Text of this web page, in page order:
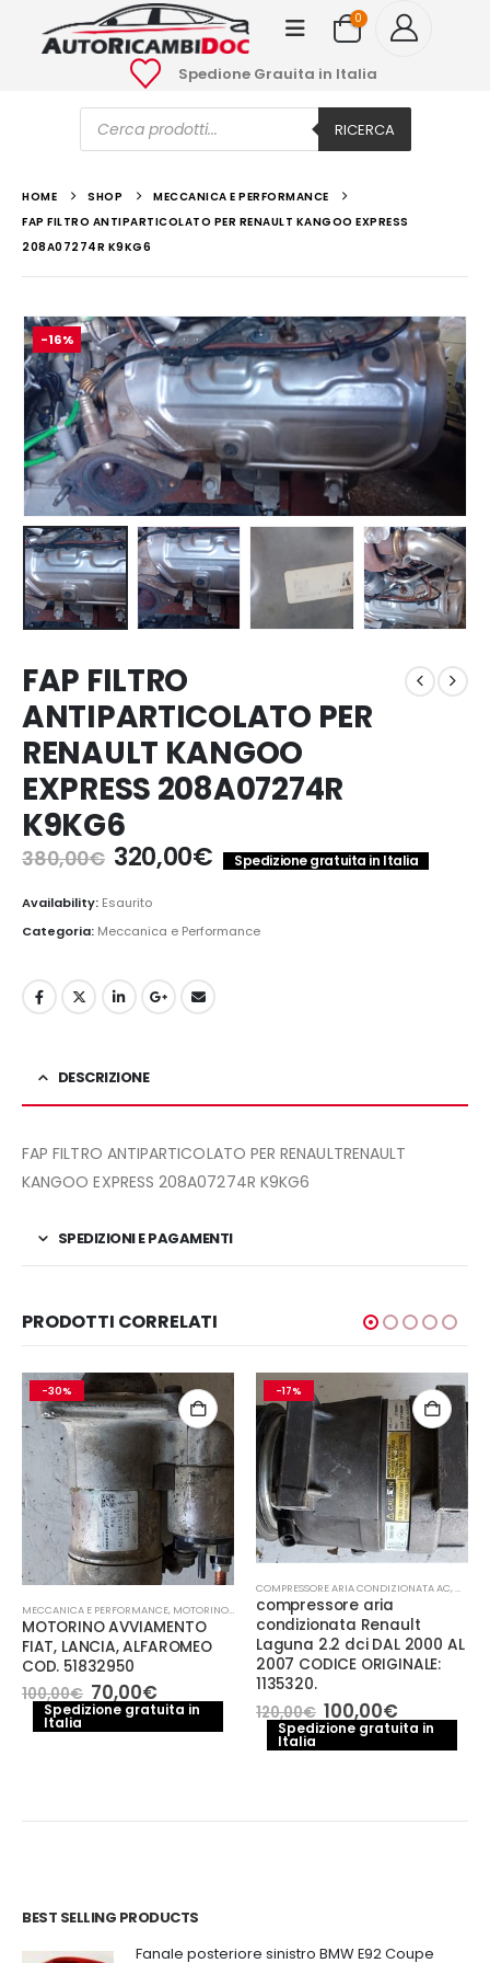
0
Spedione Grauita in Italia
Ricerca
prodotti RICERCA
HOME SHOP
MECCANICA E PERFORMANCE
FAP FILTRO ANTIPARTICOLATO PER RENAULT KANGOO EXPRESS
208A07274R K9KG6
-16%
FAP FILTRO
ANTIPARTICOLATO PER
RENAULT KANGOO
EXPRESS 208A07274R
K9KG6
380,00€ Il
prezzo
originale
era:
320,00€Il
prezzo
è:
Spedizione gratuita in Italia
Availability: Esaurito
Categoria: Meccanica e Performance
DESCRIZIONE
FAP FILTRO ANTIPARTICOLATO PER RENAULTRENAULT
KANGOO EXPRESS 208A07274R K9KG6
SPEDIZIONI E PAGAMENTI
PRODOTTI CORRELATI
-30%
MECCANICA E PERFORMANCE, MOTORINO AVVIAMENTO
MOTORINO AVVIAMENTO
FIAT, LANCIA, ALFAROMEO
COD. 51832950
100,00€ Il
prezzo
originale
70,00€Il
prezzo
attuale
Spedizione gratuita in
Italia
-17%
COMPRESSORE ARIA CONDIZIONATA AC,
compressore aria
condizionata Renault
Laguna 2.2 dci DAL 2000 AL
2007 CODICE ORIGINALE:
1135320.
120,00€ Il
prezzo
originale
100,00€Il
prezzo
attuale
Spedizione gratuita in
Italia
BEST SELLING PRODUCTS
Fanale posteriore sinistro BMW E92 Coupe